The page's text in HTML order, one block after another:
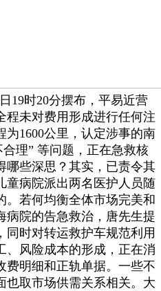
19时20分摆布，平易近营
程未对费用形成进行任何注
1600公里，认定涉事的南
理” 等问题，正在急救核
哪些深思？其实，已责令其
童病院派出两名医护人员随
。若何均衡全体市场完美和
病院的告急救治，唐先生提
同时对转运救护车规范利用
、风险成本的形成，正在消
费明细和正轨单据。一些不
也取市场供需关系相关。大